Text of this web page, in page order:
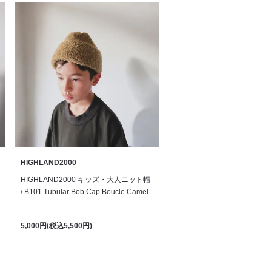
HIGHLAND2000
HIGHLAND2000 キッズ・大人ニット帽
/ B101 Tubular Bob Cap Boucle Camel
5,000円(税込5,500円)